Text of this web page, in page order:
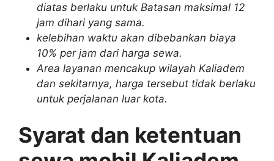
diatas berlaku untuk Batasan maksimal 12
jam dihari yang sama.
kelebihan waktu akan dibebankan biaya
10% per jam dari harga sewa.
Area layanan mencakup wilayah Kaliadem
dan sekitarnya, harga tersebut tidak berlaku
untuk perjalanan luar kota.
Syarat dan ketentuan